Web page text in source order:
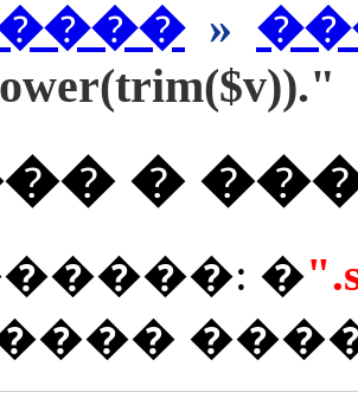
»
�
�